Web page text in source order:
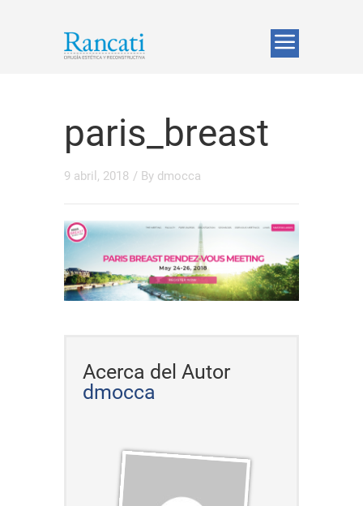
paris_breast
9 abril, 2018 / By dmocca
Acerca del Autor
dmocca